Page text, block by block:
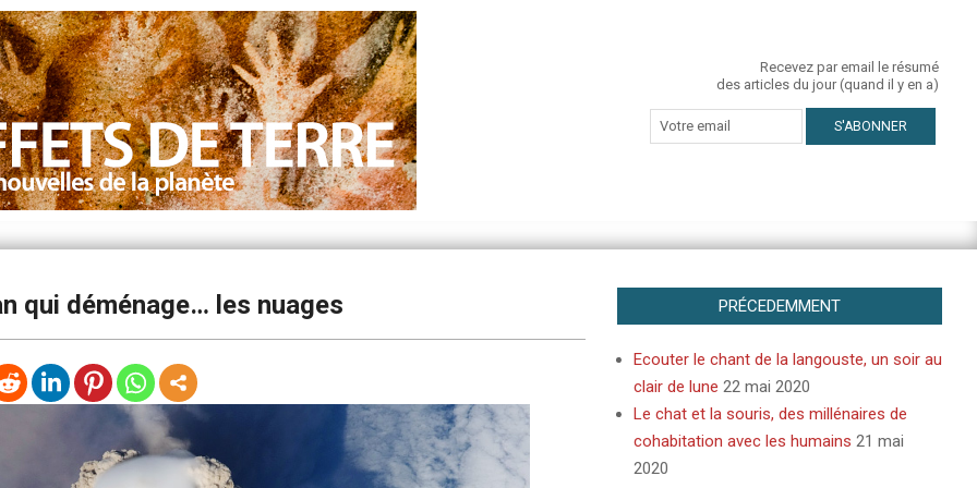
Recevez par email le résumé
des articles du jour (quand il y en a)
qui déménage… les nuages PRÉCEDEMMENT
Ecouter le chant de la langouste, un soir au
clair de lune 22 mai 2020
Le chat et la souris, des millénaires de
cohabitation avec les humains 21 mai
2020